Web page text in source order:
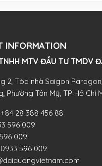
INFORMATION
MTV ĐẦU TƯ TMDV
2, Tòa nhà Saigon
Phường Tân Mỹ, TP Hồ Chí
+84 28 388 456 88
596 009
009
0933 596 009